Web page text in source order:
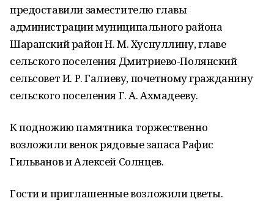
предоставили заместителю главы
администрации муниципального района
Шаранский район Н. М. Хуснуллину, главе
сельского поселения Дмитриево-Полянский
сельсовет И. Р. Галиеву, почетному гражданину
сельского поселения Г. А. Ахмадееву.
К подножию памятника торжественно
возложили венок рядовые запаса Рафис
Гильванов и Алексей Солнцев.
Гости и приглашенные возложили цветы.